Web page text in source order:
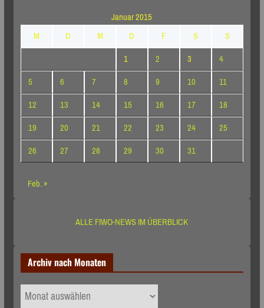
Januar 2015
M
D M D F S
S
1
2 3
4
5
6 7 8 9 10
11
12
13 14 15 16 17
18
19
20 21 22 23 24
25
26
27 28 29 30
31
Feb. »
ALLE FIWO-NEWS IM ÜBERBLICK
Archiv nach Monaten
Archiv